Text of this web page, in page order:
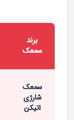
برند
سمعک
سمعک
شارژی
اتیکن